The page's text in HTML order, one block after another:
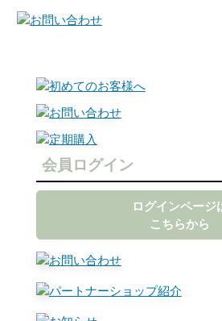
会員ログイン
ログインページ
こちらから